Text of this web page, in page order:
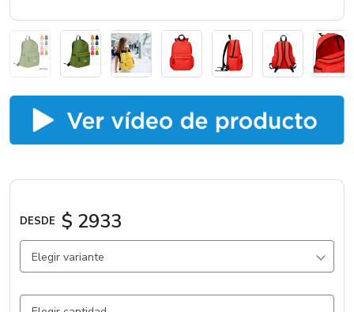
DESDE $ 2933
Elegir variante
Gris Claro / Gris Claro / . 12.215 un.